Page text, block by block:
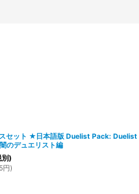
セット ★日本語版 Duelist Pack: Duelist
のデュエリスト編
別)
円)